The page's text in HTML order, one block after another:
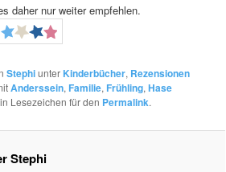
daher nur weiter empfehlen.
Stephiunter Kinderbücher, Rezensionen
Anderssein, Familie, Frühling,Hase
Lesezeichen für den Permalink.
Stephi